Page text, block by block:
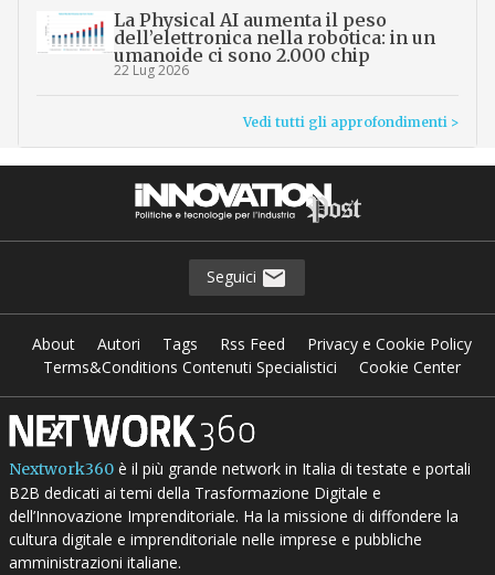
La Physical AI aumenta il peso
dell’elettronica nella robotica: in un
umanoide ci sono 2.000 chip
22 Lug 2026
Vedi tutti gli approfondimenti >
Seguici
About Autori Tags Rss Feed
Privacy e Cookie Policy
Terms&Conditions Contenuti Specialistici
Cookie Center
Nextwork360è il più grande network in Italia di testate e portali
B2B dedicati ai temi della Trasformazione Digitale e
dell’Innovazione Imprenditoriale. Ha la missione di diffondere la
cultura digitale e imprenditoriale nelle imprese e pubbliche
amministrazioni italiane.